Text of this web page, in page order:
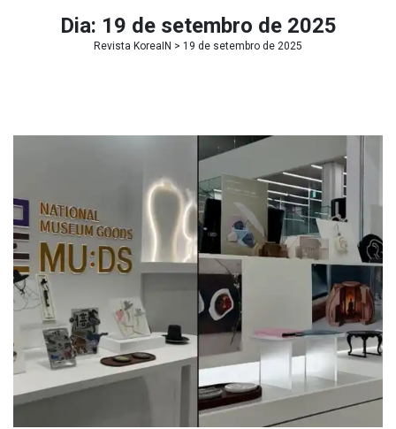
Dia: 19 de setembro de 2025
Revista KoreaIN > 19 de setembro de 2025